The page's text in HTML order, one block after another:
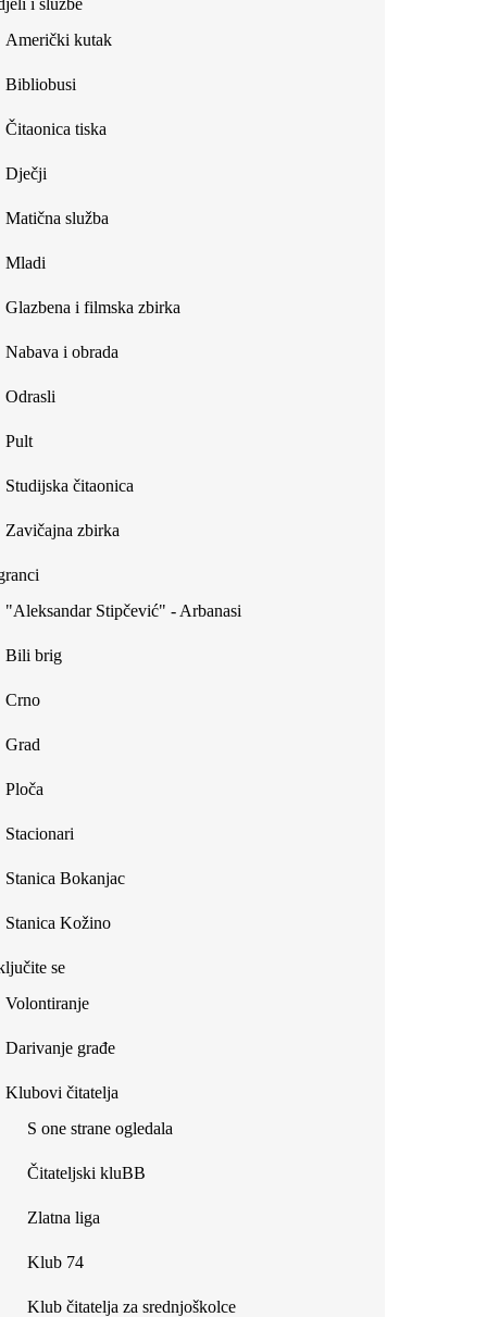
external)
i službe
Američki kutak
Bibliobusi
Čitaonica tiska
Dječji
Matična služba
Mladi
Glazbena i filmska zbirka
Nabava i obrada
Odrasli
Pult
Studijska čitaonica
Zavičajna zbirka
"Aleksandar Stipčević" - Arbanasi
Bili brig
Crno
Grad
Ploča
Stacionari
Stanica Bokanjac
Stanica Kožino
se
Volontiranje
Darivanje građe
Klubovi čitatelja
S one strane ogledala
Čitateljski kluBB
Zlatna liga
Klub 74
Klub čitatelja za srednjoškolce